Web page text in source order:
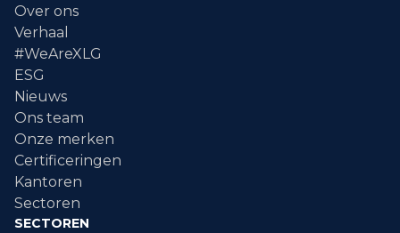
Over ons
Verhaal
#WeAreXLG
ESG
Nieuws
Ons team
Onze merken
Certificeringen
Kantoren
Sectoren
SECTOREN